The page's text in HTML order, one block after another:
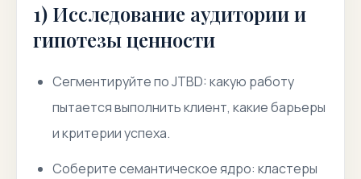
1) Исследование аудитории и
гипотезы ценности
Сегментируйте по JTBD: какую работу
пытается выполнить клиент, какие барьеры
и критерии успеха.
Соберите семантическое ядро: кластеры